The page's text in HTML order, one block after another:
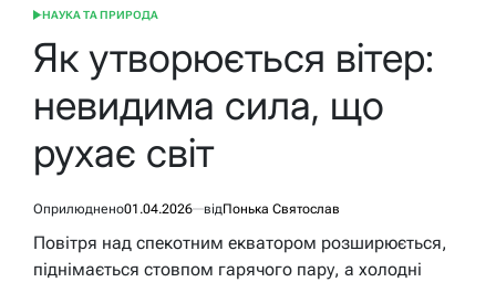
ОПУБЛІКУВАТИ
НАУКА ТА ПРИРОДА
Як утворюється вітер:
невидима сила, що
рухає світ
Оприлюднено01.04.2026 відПонька Святослав
Повітря над спекотним екватором розширюється,
піднімається стовпом гарячого пару, а холодні